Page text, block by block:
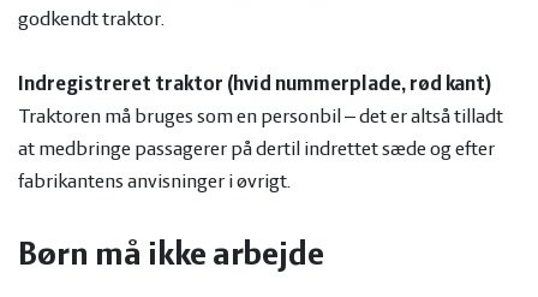
godkendt traktor.
Indregistreret traktor (hvid nummerplade, rød kant)
Traktoren må bruges som en personbil – det er altså tilladt
at medbringe passagerer på dertil indrettet sæde og efter
fabrikantens anvisninger i øvrigt.
Børn må ikke arbejde